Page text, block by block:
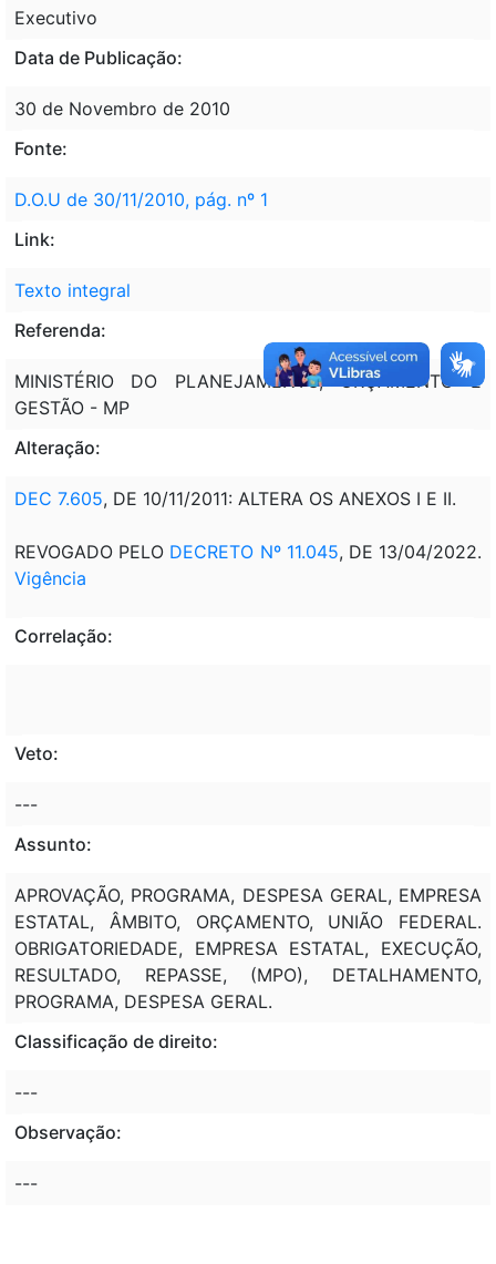
Executivo
Data de Publicação:
30 de Novembro de 2010
Fonte:
D.O.U de 30/11/2010, pág. nº 1
Link:
Texto integral
Referenda:
MINISTÉRIO DO PLANEJAMENTO, ORÇAMENTO E
GESTÃO - MP
Alteração:
DEC 7.605, DE 10/11/2011: ALTERA OS ANEXOS I E II.
REVOGADO PELO DECRETO Nº 11.045, DE 13/04/2022.
Vigência
Correlação:
Veto:
---
Assunto:
APROVAÇÃO, PROGRAMA, DESPESA GERAL, EMPRESA
ESTATAL, ÂMBITO, ORÇAMENTO, UNIÃO FEDERAL.
OBRIGATORIEDADE, EMPRESA ESTATAL, EXECUÇÃO,
RESULTADO, REPASSE, (MPO), DETALHAMENTO,
PROGRAMA, DESPESA GERAL.
Classificação de direito:
---
Observação:
---